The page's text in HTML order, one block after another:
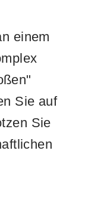
einem
Sie auf
Sie